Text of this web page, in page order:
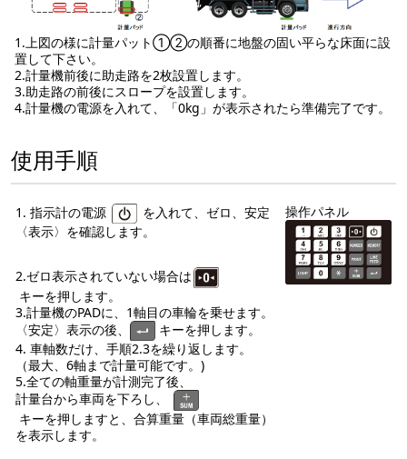
1.上図の様に計量パット①②の順番に地盤の固い平らな床面に設
置して下さい。
2.計量機前後に助走路を2枚設置します。
3.助走路の前後にスロープを設置します。
4.計量機の電源を入れて、「0kg」が表示されたら準備完了です。
使用手順
1. 指示計の電源
を入れて、ゼロ、安定
〈表示〉を確認します。
2.ゼロ表示されていない場合は
キーを押します。
3.計量機のPADに、1軸目の車輪を乗せます。
〈安定〉表示の後、
キーを押します。
4. 車軸数だけ、手順2.3を繰り返します。
（最大、6軸まで計量可能です。)
5.全ての軸重量が計測完了後、
計量台から車両を下ろし、
キーを押しますと、合算重量（車両総重量）
を表示します。
操作パネル